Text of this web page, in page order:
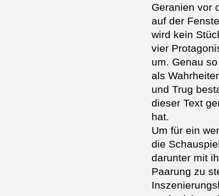
Geranien vor
auf der
wird kein
vier
um. Genau
als
und Trug
dieser Text
hat.
Um für ein
die
darunter mit
Paarung zu